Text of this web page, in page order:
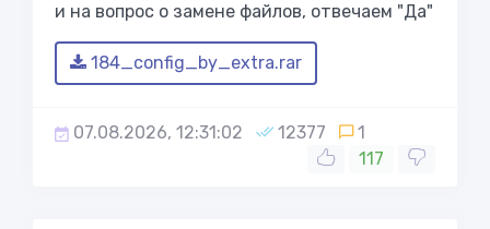
и на вопрос о замене файлов, отвечаем "Да"
184_config_by_extra.rar
07.08.2026, 12:31:02 12377
1
117